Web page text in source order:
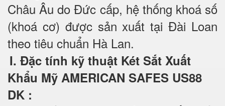
Châu Âu do Đức cấp, hệ thống khoá số
(khoá cơ) được sản xuất tại Đài Loan
theo tiêu chuẩn Hà Lan.
I. Đặc tính kỹ thuật Két Sắt Xuất
Khẩu Mỹ AMERICAN SAFES US88
DK :